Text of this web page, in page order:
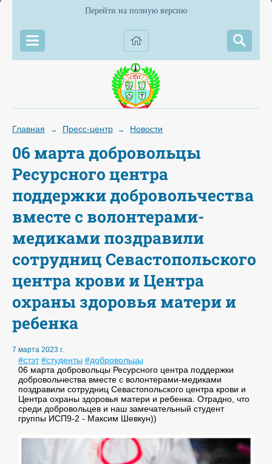
Перейти на полную версию
Главная → Пресс-центр → Новости
06 марта добровольцы
Ресурсного центра
поддержки добровольчества
вместе с волонтерами-
медиками поздравили
сотрудниц Севастопольского
центра крови и Центра
охраны здоровья матери и
ребенка
7 марта 2023 г.
#стэт #студенты #добровольцы
06 марта добровольцы Ресурсного центра поддержки
добровольчества вместе с волонтерами-медиками
поздравили сотрудниц Севастопольского центра крови и
Центра охраны здоровья матери и ребенка. Отрадно, что
среди добровольцев и наш замечательный студент
группы ИСП9-2 - Максим Шевкун))